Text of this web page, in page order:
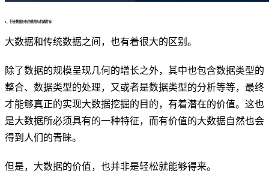
1、 行业数据分析的挑战与机遇并存
大数据和传统数据之间，也有着很大的区别。
除了数据的规模呈现几何的增长之外，其中也包含数据类型的
整合、数据类型的处理，又或者是数据类型的分析等等，最终
才能够真正的实现大数据挖掘的目的，有着潜在的价值。这也
是大数据所必须具有的一种特征，而有价值的大数据自然也会
得到人们的青睐。
但是，大数据的价值，也并非是轻松就能够得来。